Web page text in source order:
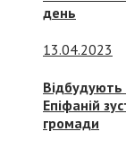
день
13.04.2023
Епіфаній
громади